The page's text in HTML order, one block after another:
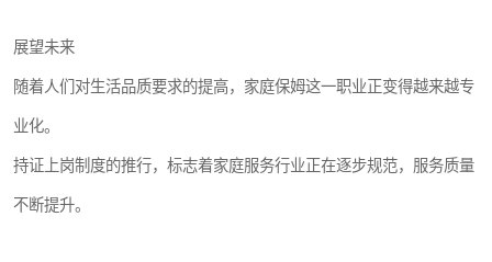
展望未来
随着人们对生活品质要求的提高，家庭保姆这一职业正变得越来越专
业化。
持证上岗制度的推行，标志着家庭服务行业正在逐步规范，服务质量
不断提升。